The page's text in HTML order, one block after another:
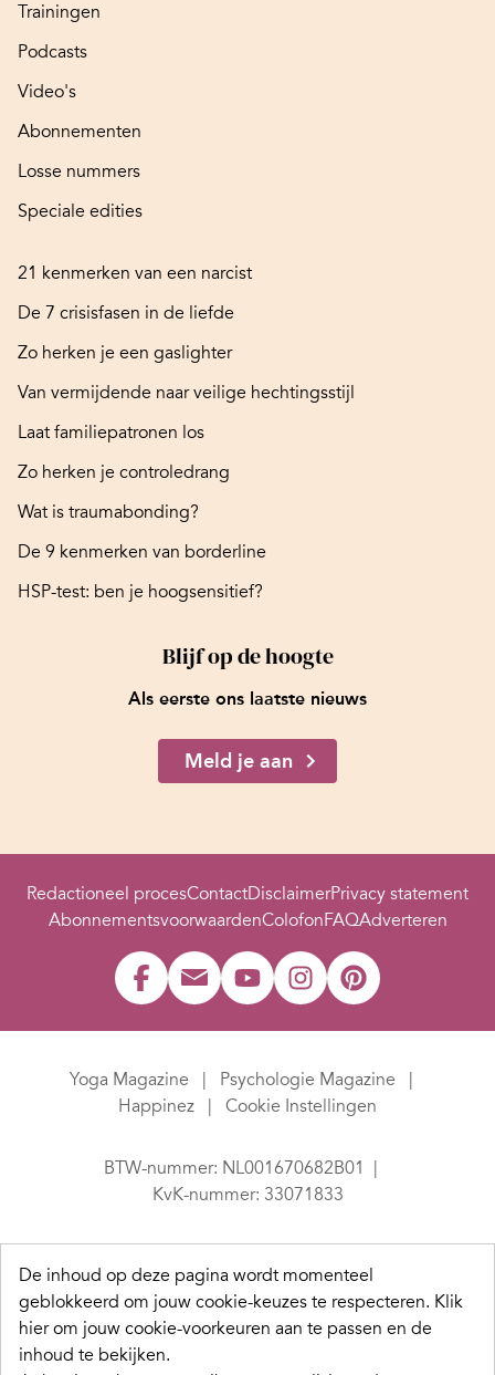
Trainingen
Podcasts
Video's
Abonnementen
Losse nummers
Speciale edities
21 kenmerken van een narcist
De 7 crisisfasen in de liefde
Zo herken je een gaslighter
Van vermijdende naar veilige hechtingsstijl
Laat familiepatronen los
Zo herken je controledrang
Wat is traumabonding?
De 9 kenmerken van borderline
HSP-test: ben je hoogsensitief?
Blijf op de hoogte
Als eerste ons laatste nieuws
Meld je aan
Redactioneel procesContactDisclaimerPrivacy statement
AbonnementsvoorwaardenColofonFAQAdverteren
Yoga Magazine
Psychologie Magazine
Happinez
Cookie Instellingen
BTW-nummer: NL001670682B01
KvK-nummer: 33071833
De inhoud op deze pagina wordt momenteel
geblokkeerd om jouw cookie-keuzes te respecteren. Klik
hier om jouw cookie-voorkeuren aan te passen en de
inhoud te bekijken.